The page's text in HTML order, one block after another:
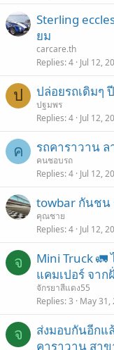
Sterling
ยม
carcare.th
Replies 4 Jul 12,
ป ปล่อยรถเดิมๆ
ปฐมพร
Replies 4 Jul 12,
ค รถคาราวาน
คนชอบรถ
Replies 4 Jul 12,
towbar กันชน
คุณชาย
Replies 4 Jul 12,
จ
Mini Truck 🚛
แคมเปอร์ จา
จักรยาสีแดง55
Replies 3 May 31,
จ
ส่งมอบกันอีกแ
คาราวาน สา